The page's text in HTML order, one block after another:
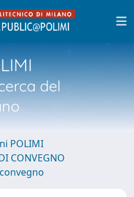
del
POLIMI
CONVEGNO